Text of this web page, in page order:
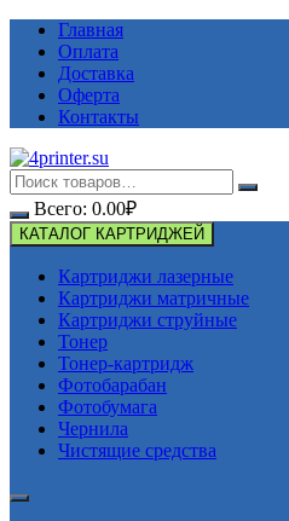
Перейти
содержимому
Главная
Оплата
Доставка
Оферта
Контакты
Всего: 0.00₽
КАТАЛОГ КАРТРИДЖЕЙ
Картриджи лазерные
Картриджи матричные
Картриджи струйные
Тонер
Тонер-картридж
Фотобарабан
Фотобумага
Чернила
Чистящие средства